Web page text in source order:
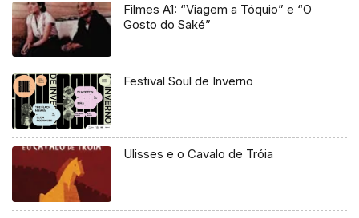
Filmes A1: “Viagem a Tóquio” e “O
Gosto do Saké”
Festival Soul de Inverno
Ulisses e o Cavalo de Tróia